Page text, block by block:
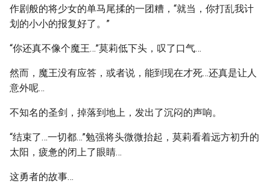
作剧般的将少女的单马尾揉的一团糟，“就当，你打乱我计
划的小小的报复好了。”
“你还真不像个魔王…”莫莉低下头，叹了口气…
然而，魔王没有应答，或者说，能到现在才死…还真是让人
意外呢…
不知名的圣剑，掉落到地上，发出了沉闷的声响。
“结束了…一切都…”勉强将头微微抬起，莫莉看着远方初升的
太阳，疲惫的闭上了眼睛…
这勇者的故事…